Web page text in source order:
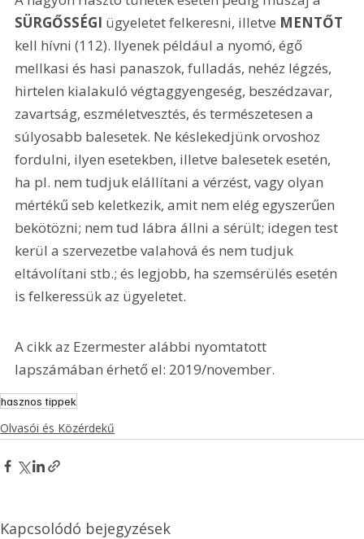
SÜRGŐSSÉGI ügyeletet felkeresni, illetve MENTŐT
kell hívni (112). Ilyenek például a nyomó, égő
mellkasi és hasi panaszok, fulladás, nehéz légzés,
hirtelen kialakuló végtaggyengeség, beszédzavar,
zavartság, eszméletvesztés, és természetesen a
súlyosabb balesetek. Ne késlekedjünk orvoshoz
fordulni, ilyen esetekben, illetve balesetek esetén,
ha pl. nem tudjuk elállítani a vérzést, vagy olyan
mértékű seb keletkezik, amit nem elég egyszerűen
bekötözni; nem tud lábra állni a sérült; idegen test
kerül a szervezetbe valahová és nem tudjuk
eltávolítani stb.; és legjobb, ha szemsérülés esetén
is felkeressük az ügyeletet.
A cikk az Ezermester alábbi nyomtatott
lapszámában érhető el: 2019/november.
hasznos tippek
Olvasói és Közérdekű
Kapcsolódó bejegyzések